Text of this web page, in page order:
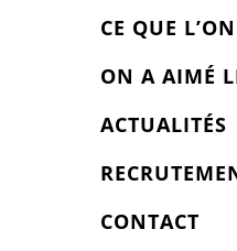
CE QUE
ON A AIMÉ
ACTUALITÉS
CONTACT